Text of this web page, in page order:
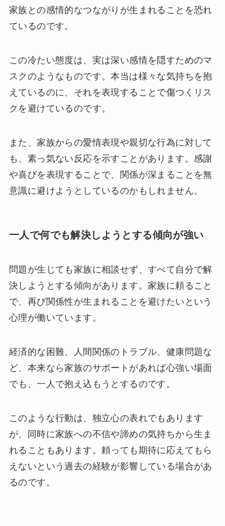
家族との感情的なつながりが生まれることを恐れ
ているのです。
この冷たい態度は、実は深い感情を隠すためのマ
スクのようなものです。本当は様々な気持ちを抱
えているのに、それを表現することで傷つくリス
クを避けているのです。
また、家族からの愛情表現や親切な行為に対して
も、素っ気ない反応を示すことがあります。感謝
や喜びを表現することで、関係が深まることを無
意識に避けようとしているのかもしれません。
一人で何でも解決しようとする傾向が強い
問題が生じても家族に相談せず、すべて自分で解
決しようとする傾向があります。家族に頼ること
で、再び関係性が生まれることを避けたいという
心理が働いています。
経済的な困難、人間関係のトラブル、健康問題な
ど、本来なら家族のサポートがあれば心強い場面
でも、一人で抱え込もうとするのです。
このような行動は、独立心の表れでもあります
が、同時に家族への不信や諦めの気持ちから生ま
れることもあります。頼っても期待に応えてもら
えないという過去の経験が影響している場合があ
るのです。